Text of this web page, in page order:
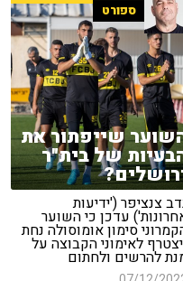
ספורט
שייפתור את
של בית"ר
צנציפר ('ידיעות
עדכן כי השוער
סימון אומוסולה נחת
לאימוני הקבוצה על
להרשים ולחתום